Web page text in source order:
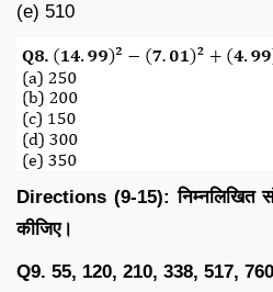
(e) 510
Directions (9-15): निम्नलिखित
कीजिए।
Q9. 55, 120, 210, 338, 517,